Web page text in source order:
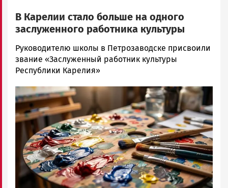
В Карелии стало больше на одного
заслуженного работника культуры
Арина
Смирнова
Новости
и
Карелии
|
Петрозаводск
ГОВОРИТ
Руководителю школы в Петрозаводске присвоили
звание «Заслуженный работник культуры
Республики Карелия»
Image